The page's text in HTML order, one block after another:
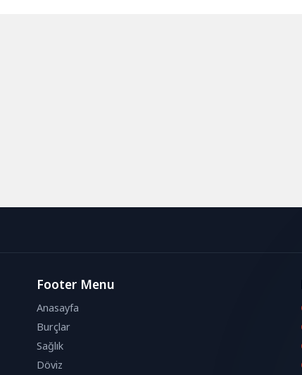
Footer Menu
Anasayfa
Burçlar
Sağlık
Döviz